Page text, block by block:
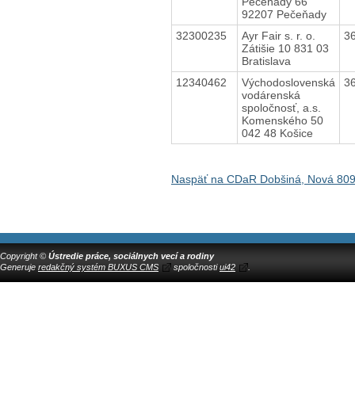
92207 Pečeňady
32300235
Ayr Fair s. r. o.
Zátišie 10 831 03
Bratislava
12340462
Východoslovenská
vodárenská
spoločnosť, a.s.
Komenského 50
042 48 Košice
Naspäť na CDaR Dobšiná, Nová 809
Copyright © Ústredie práce, sociálnych vecí a rodiny
Generuje redakčný systém BUXUS CMS spoločnostiui42